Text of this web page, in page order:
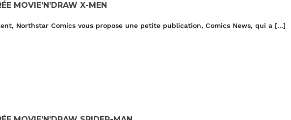
MOVIE’N’DRAW X-MEN
Northstar Comics vous propose une petite publication, Comics News, qui a [...]